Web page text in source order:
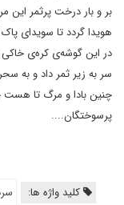
بر و بار درخت پرثمر این
هویدا گردد تا سویدای
در این گوشه‌ی کره‌ی
سر به زیر ثمر داد و به
چنین بادا و مرگ تا هست
پرسوختگان....
کلید واژه ها: